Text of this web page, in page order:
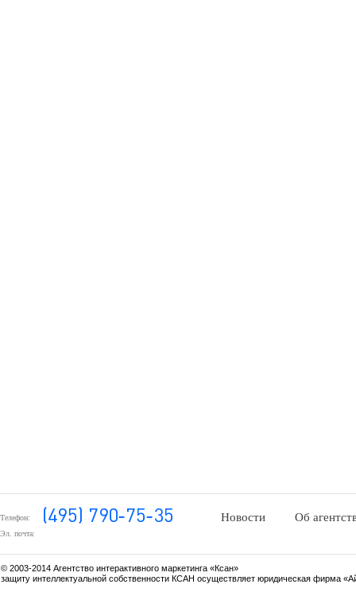
Телефон:
Эл. почта:
Новости Об
© 2003-2014 Агентство интерактивного маркетинга «Ксан»
защиту интеллектуальной собственности КСАН осуществляет юридическая фирма